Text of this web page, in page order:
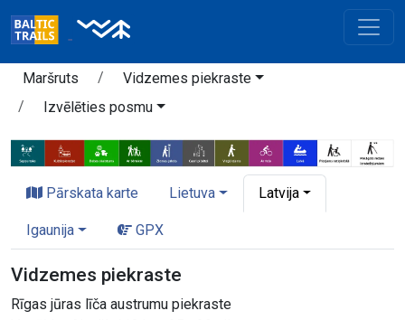
Maršruts
Vidzemes piekraste
Izvēlēties posmu
Pārskata karte Lietuva Latvija
Igaunija GPX
Vidzemes piekraste
Rīgas jūras līča austrumu piekraste